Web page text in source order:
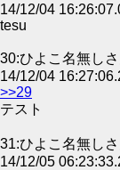
14/12/04
tesu
30:ひよこ名無し
14/12/04
>>29
テスト
31:ひよこ名無し
14/12/05